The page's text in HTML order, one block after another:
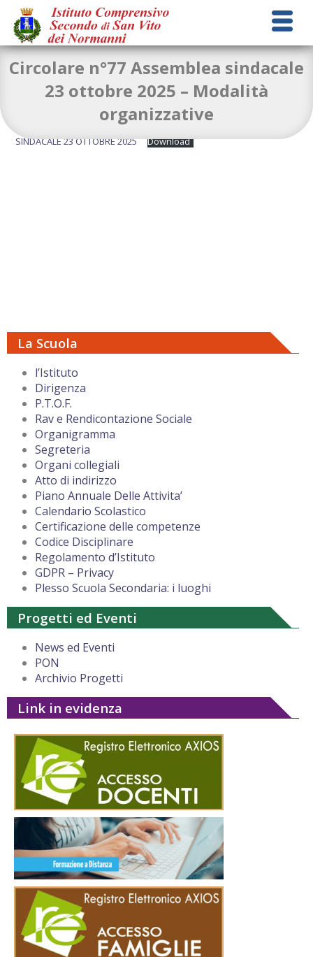
La Scuola
l’Istituto
Dirigenza
P.T.O.F.
Rav e Rendicontazione Sociale
Organigramma
Segreteria
Organi collegiali
Atto di indirizzo
Piano Annuale Delle Attivita’
Calendario Scolastico
Certificazione delle competenze
Codice Disciplinare
Regolamento d’Istituto
GDPR – Privacy
Plesso Scuola Secondaria: i luoghi
Progetti ed Eventi
News ed Eventi
PON
Archivio Progetti
Link in evidenza
Circolare n°77 Assemblea sindacale
23 ottobre 2025 – Modalità
organizzative
CIRCOLARE N. 77 MODALITA’ ORGANIZZATIVE ASSEMBLEA
SINDACALE 23 OTTOBRE 2025
Download